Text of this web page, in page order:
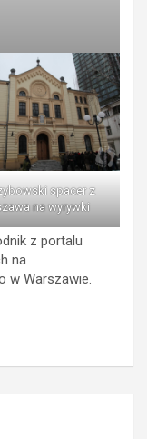
spacer z
na wyrywki
z portalu
na
w Warszawie.